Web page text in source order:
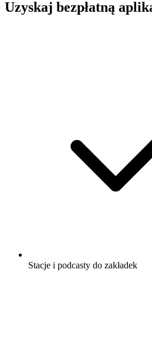
Uzyskaj bezpłatną
Stacje i podcasty do zakładek